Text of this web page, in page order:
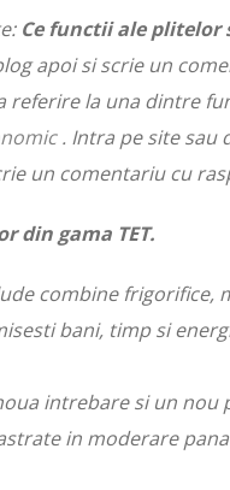
Ce functii ale plitelor
apoi si scrie un
referire la una dintre
. Intra pe site sau
un comentariu cu
din gama TET.
combine
bani, timp si
intrebare si un
in moderare